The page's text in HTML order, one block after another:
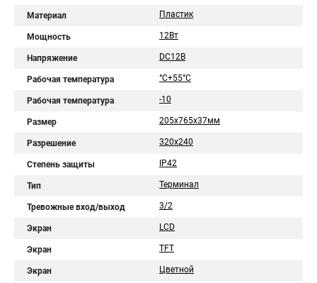
Материал Пластик
Мощность 12Вт
Напряжение DC12В
Рабочая температура °C+55°C
Рабочая температура -10
Размер 205х765х37мм
Разрешение 320х240
Степень защиты IP42
Тип Терминал
Тревожные вход/выход 3/2
Экран LCD
Экран TFT
Экран Цветной